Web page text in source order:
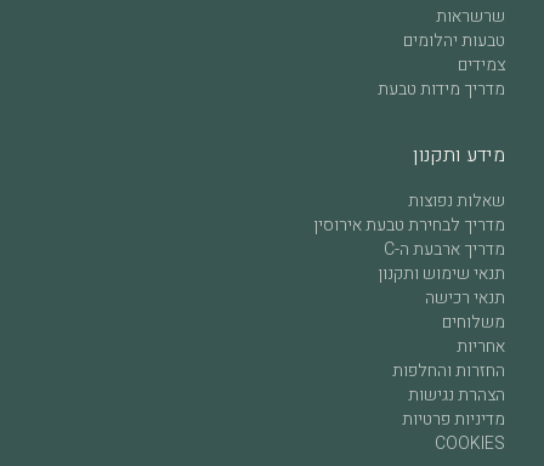
שרשראות
טבעות יהלומים
צמידים
מדריך מידות טבעת
מידע ותקנון
שאלות נפוצות
מדריך לבחירת טבעת אירוסין
מדריך ארבעת ה-C
תנאי שימוש ותקנון
תנאי רכישה
משלוחים
אחריות
החזרות והחלפות
הצהרת נגישות
מדיניות פרטיות
COOKIES